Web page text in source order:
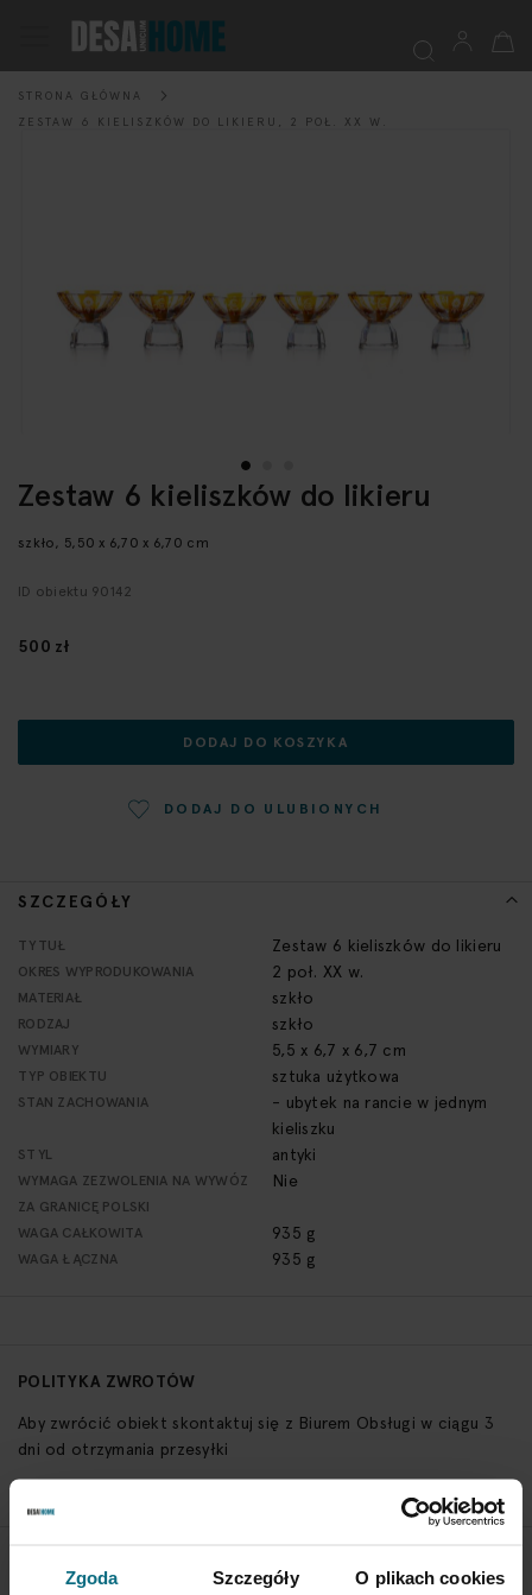
Zgoda Szczegóły O plikach cookies
Mój
STRONA GŁÓWNA
ZESTAW 6 KIELISZKÓW DO LIKIERU, 2 POŁ. XX W.
Przejdź
Przejdź
początek
SZCZEGÓŁY
Więcej
informacji
TYTUŁ Zestaw 6 kieliszków do likieru
OKRES WYPRODUKOWANIA 2 poł. XX w.
MATERIAŁ szkło
RODZAJ szkło
WYMIARY 5,5 x 6,7 x 6,7 cm
TYP OBIEKTU sztuka użytkowa
STAN ZACHOWANIA
- ubytek na rancie w jednym
kieliszku
STYL antyki
WYMAGA ZEZWOLENIA NA WYWÓZ
ZA GRANICĘ POLSKI
Nie
WAGA CAŁKOWITA 935 g
WAGA ŁĄCZNA 935 g
POLITYKA ZWROTÓW
Aby zwrócić obiekt skontaktuj się z Biurem Obsługi w ciągu 3
dni od otrzymania przesyłki
szkło, 5,50 x 6,70 x 6,70 cm
Zestaw 6 kieliszków do likieru
ID obiektu 90142
500 zł
DODAJ DO KOSZYKA
DODAJ DO ULUBIONYCH